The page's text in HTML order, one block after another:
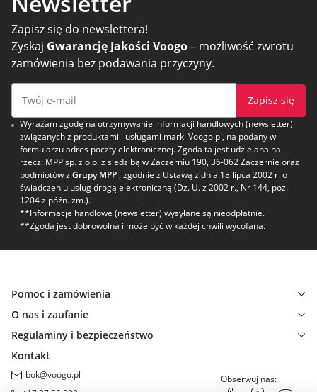
Zapisz się do newslettera!
Zyskaj Gwarancję Jakości Voogo– możliwość zwrotu
zamówienia bez podawania przyczyny.
Zapisz się
Wyrażam zgodę na otrzymywanie informacji handlowych (newsletter)
związanych z produktami i usługami marki Voogo.pl, na podany w
formularzu adres poczty elektronicznej. Zgoda ta jest udzielana na
rzecz: MPP sp. z o.o. z siedzibą w Zaczerniu 190, 36-062 Zaczernie oraz
podmiotów z Grupy MPP , zgodnie z Ustawą z dnia 18 lipca 2002 r. o
świadczeniu usług drogą elektroniczną (Dz. U. z 2002 r., Nr 144, poz.
1204 z późn. zm.).
**Informacje handlowe (newsletter) wysyłane są nieodpłatnie.
**Zgoda jest dobrowolna i może być w każdej chwili wycofana.
Pomoc i zamówienia
O nas i zaufanie
Regulaminy i bezpieczeństwo
Kontakt
bok@voogo.pl
Obserwuj nas: